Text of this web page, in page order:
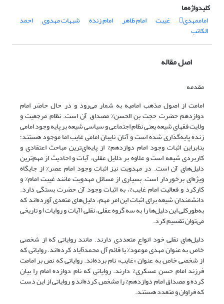
کلیدواژه‌ها
امام‎مهدی
غیبت امام ظاهر امام زنده شبهات مهدوی احمد
الکاتب
اصل مقاله
مقدمه
امامت از اصول مذهب امامیه به‌ شمار می‌رود و در حال حاضر امام
دوازدهم حضرت حجت بن الحسن% مصداق آن است. نظام مرجعیت و
ولایت فقهای شیعه یعنی نظام اجتماعی و سیاسی شیعه بر پایه وجود امامی
زنده پایه‌گذاری شده است و آنان نایبان امامی غایب اما موجود هستند؛
بنابراین اثبات وجود امام دوازدهم% از پایه‌ای‌ترین مباحث اعتقادی و
کاربردی شیعه است و علاوه بر دلایل عقلی، آیات و احادیث از مهم‌ترین
دلیل‌های آن است. در مهدویت نیز اثبات وجود امام عصر% از جایگاه
ویژه‌ای برخوردار است. بسیاری از مسائل مهدویت مانند غیبت امام% و
کارکرد و فعالیت امام غایب%، به اثبات وجود آن حضرت بستگی دارد.
دانشمندان شیعه برای اثبات این امر مهم، دلیل‌های متعدی آورده‌اند که
به‌طورکلی این دلیل‌ها را به سه گروه عقلی، نقلی (آیات و روایات) و تاریخی
می‌توان تقسیم کرد.
دلیل‌های نقلی خود انواع متعددی دارند. مانند روایاتی که از شخصی
خاص به عنوان مهدی موعود% یا قائم آل محمد6یاد کرده‌اند. روایاتی که
از شخصی خاص به عنوان «غایب» نام برده‌اند. روایاتی که نص بر امامت
فرزند امام حسن عسکری% دارند. روایاتی که نام دوازده امام را بیان
کرده و مصداق امام دوازدهم% را مشخص کرده‌اند و روایاتی از این دست
که فراوان و متعدد هستند.